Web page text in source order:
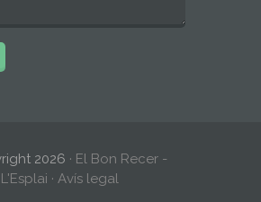
2026 · El Bon Recer -
L'Esplai · Avís legal